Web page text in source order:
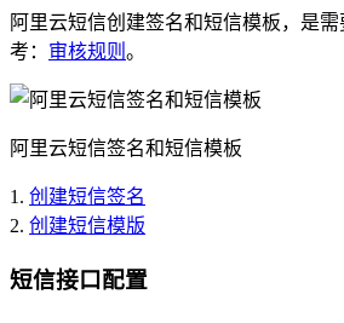
阿里云短信创建签名和短信模板，是
考： 审核规则 。
阿里云短信签名和短信模板
1. 创建短信签名
2. 创建短信模版
短信接口配置